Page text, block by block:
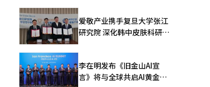
爱敬产业携手复旦大学张江
研究院 深化韩中皮肤科研合
李在明发布《旧金山AI宣
言》将与全球共启AI黄金时